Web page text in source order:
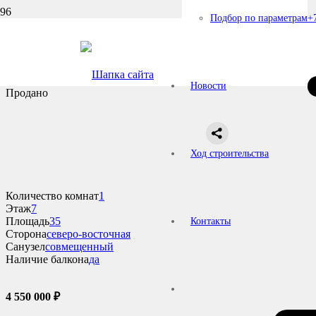
Подбор по параметрам
Новости
Ход строительства
Контакты
Подбор по параметрам—Дом №3—
Квартира №59
Продано
Количество комнат1
Этаж7
Площадь35
Сторонасеверо-восточная
Санузелсовмещенный
Наличие балконада
4 550 000 ₽